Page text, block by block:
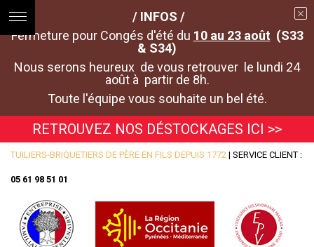
/ INFOS /
Fermeture pour Congés d'été du 10 au 23 août (S33
& S34)
Nous serons heureux de vous retrouver le lundi 24
août à partir de 8h.
Toute l'équipe vous souhaite un bel été.
RETROUVEZ NOS DÉSTOCKAGES ICI >>
TUILIERS-BRIQUETIERS DE PÈRE EN FILS DEPUIS 1772 | SERVICE CLIENT :
05 61 98 51 01